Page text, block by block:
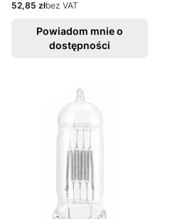
Cena
52,85 złbez VAT
Powiadom mnie o
dostępności